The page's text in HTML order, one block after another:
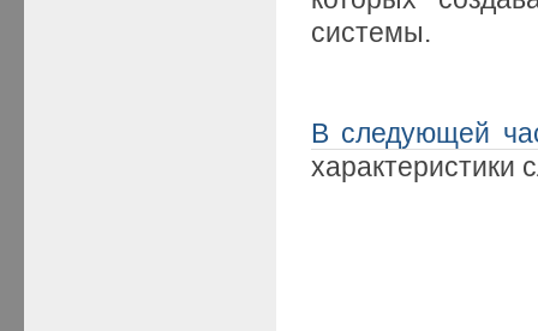
системы.
В следующей
характеристики